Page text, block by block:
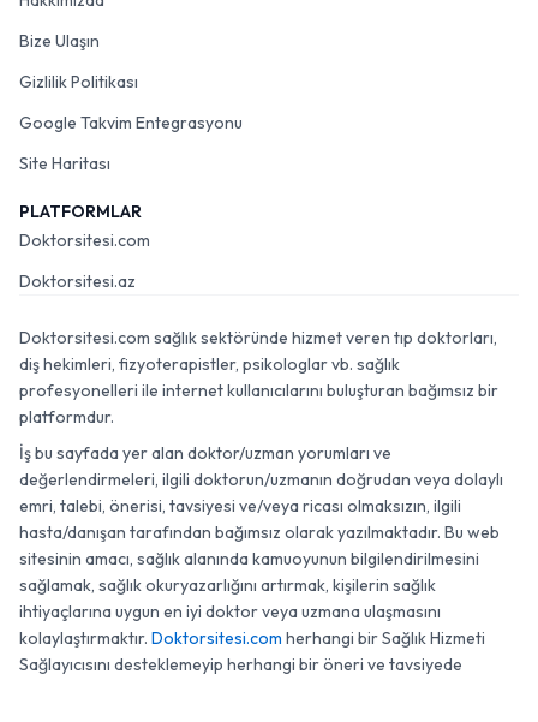
Bize Ulaşın
Gizlilik Politikası
Google Takvim Entegrasyonu
Site Haritası
PLATFORMLAR
Doktorsitesi.com
Doktorsitesi.az
Doktorsitesi.com sağlık sektöründe hizmet veren tıp doktorları,
diş hekimleri, fizyoterapistler, psikologlar vb. sağlık
profesyonelleri ile internet kullanıcılarını buluşturan bağımsız bir
platformdur.
İş bu sayfada yer alan doktor/uzman yorumları ve
değerlendirmeleri, ilgili doktorun/uzmanın doğrudan veya dolaylı
emri, talebi, önerisi, tavsiyesi ve/veya ricası olmaksızın, ilgili
hasta/danışan tarafından bağımsız olarak yazılmaktadır. Bu web
sitesinin amacı, sağlık alanında kamuoyunun bilgilendirilmesini
sağlamak, sağlık okuryazarlığını artırmak, kişilerin sağlık
ihtiyaçlarına uygun en iyi doktor veya uzmana ulaşmasını
kolaylaştırmaktır. Doktorsitesi.com herhangi bir Sağlık Hizmeti
Sağlayıcısını desteklemeyip herhangi bir öneri ve tavsiyede